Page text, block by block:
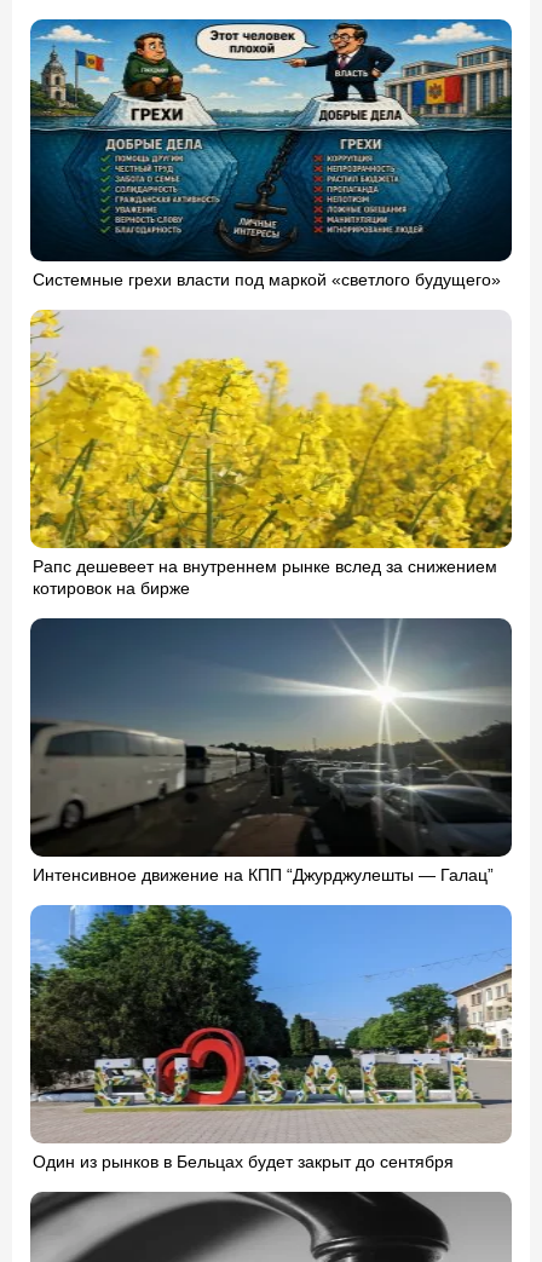
Системные грехи власти под маркой «светлого будущего»
Рапс дешевеет на внутреннем рынке вслед за снижением
котировок на бирже
Интенсивное движение на КПП “Джурджулешты — Галац”
Один из рынков в Бельцах будет закрыт до сентября